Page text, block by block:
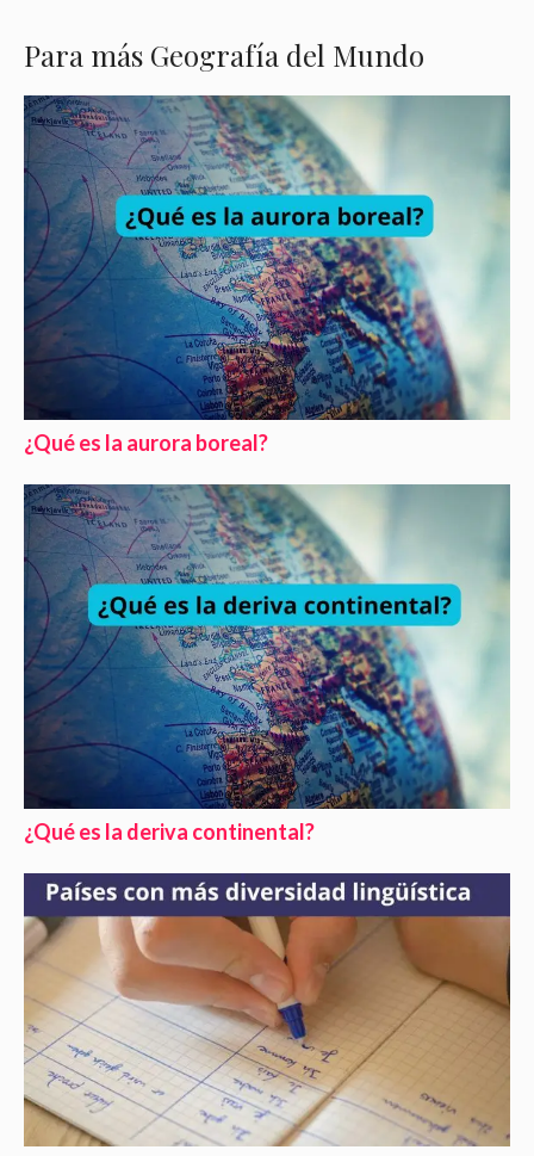
Para más Geografía del Mundo
¿Qué es la aurora boreal?
¿Qué es la deriva continental?